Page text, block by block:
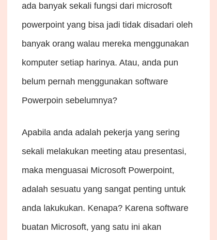
ada banyak sekali fungsi dari microsoft
powerpoint yang bisa jadi tidak disadari oleh
banyak orang walau mereka menggunakan
komputer setiap harinya. Atau, anda pun
belum pernah menggunakan software
Powerpoin sebelumnya?
Apabila anda adalah pekerja yang sering
sekali melakukan meeting atau presentasi,
maka menguasai Microsoft Powerpoint,
adalah sesuatu yang sangat penting untuk
anda lakukukan. Kenapa? Karena software
buatan Microsoft, yang satu ini akan